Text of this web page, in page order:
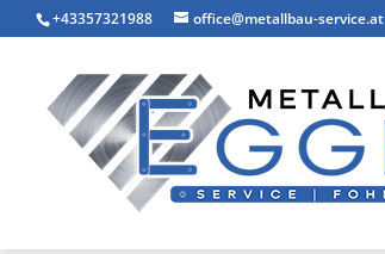
+43357321988 office@metallbau-service.at